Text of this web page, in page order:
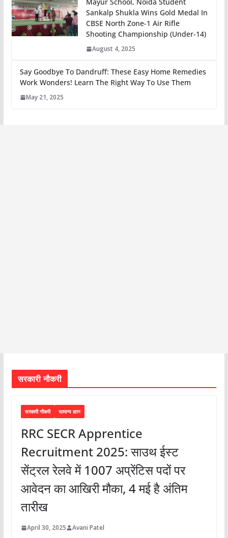
Sankalp Shukla Wins Gold Medal In
CBSE North Zone-1 Air Rifle
Shooting Championship (Under-14)
August 4, 2025
Say Goodbye To Dandruff: These Easy Home Remedies
Work Wonders! Learn The Right Way To Use Them
May 21, 2025
सरकारी नौकरी
सरकारी नौकरी सामान्य ज्ञान
RRC SECR Apprentice
Recruitment 2025: साउथ ईस्ट
सेंट्रल रेलवे में 1007 अप्रेंटिस पदों पर
आवेदन का आखिरी मौका, 4 मई है अंतिम
तारीख
April 30, 2025 Avani Patel